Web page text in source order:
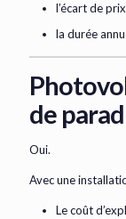
l’écart de
la durée
de
Oui.
Avec une
Le coût